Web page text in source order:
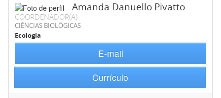
Amanda Danuello Pivatto
COORDENADOR(A)
CIÊNCIAS BIOLÓGICAS
Ecologia
E-mail
Currículo